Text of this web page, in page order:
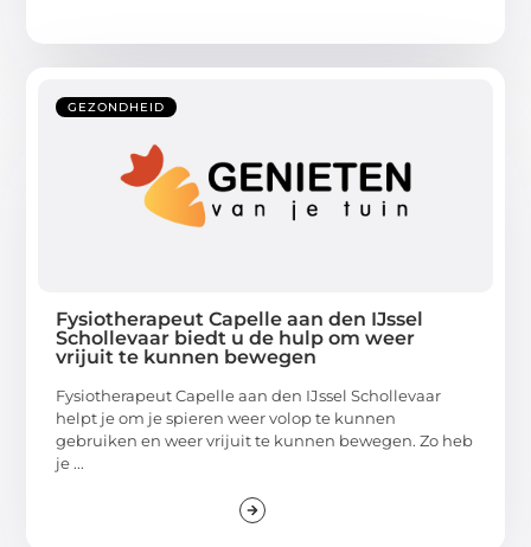
GEZONDHEID
Fysiotherapeut Capelle aan den IJssel
Schollevaar biedt u de hulp om weer
vrijuit te kunnen bewegen
Fysiotherapeut Capelle aan den IJssel Schollevaar
helpt je om je spieren weer volop te kunnen
gebruiken en weer vrijuit te kunnen bewegen. Zo heb
je ...